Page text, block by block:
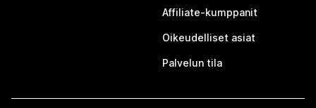
Affiliate-kumppanit
Oikeudelliset asiat
Palvelun tila